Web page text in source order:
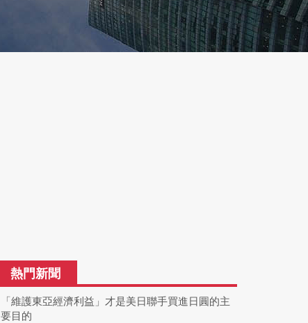
熱門新聞
「維護東亞經濟利益」才是美日聯手買進日圓的主
要目的